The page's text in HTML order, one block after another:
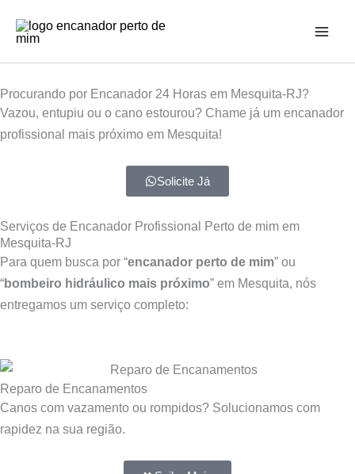
para
Procurando por Encanador 24 Horas em Mesquita-RJ?
Vazou, entupiu ou o cano estourou? Chame já um encanador
profissional mais próximo em Mesquita!
Solicite Já
Serviços de Encanador Profissional Perto de mim em
Mesquita-RJ
Para quem busca por “encanador perto de mim” ou
“bombeiro hidráulico mais próximo” em Mesquita, nós
entregamos um serviço completo:
Reparo de Encanamentos
Canos com vazamento ou rompidos? Solucionamos com
rapidez na sua região.